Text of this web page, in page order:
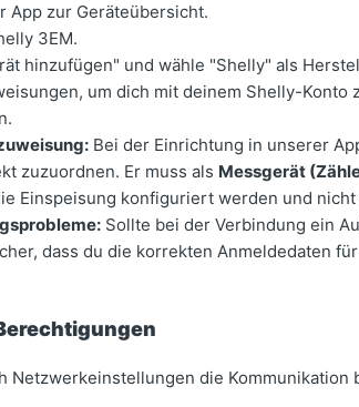
App zur Geräteübersicht.
3EM.
hinzufügen" und wähle "Shelly" als
um dich mit deinem Shelly-Konto
Bei der Einrichtung in unserer
zuzuordnen. Er muss als Messgerät
Einspeisung konfiguriert werden und
Sollte bei der Verbindung ein
dass du die korrekten Anmeldedaten
Netzwerkeinstellungen die Kommunikation